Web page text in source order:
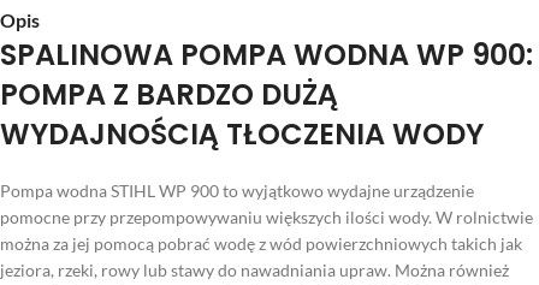
Opis
SPALINOWA POMPA WODNA WP 900:
POMPA Z BARDZO DUŻĄ
WYDAJNOŚCIĄ TŁOCZENIA WODY
Pompa wodna STIHL WP 900 to wyjątkowo wydajne urządzenie
pomocne przy przepompowywaniu większych ilości wody. W rolnictwie
można za jej pomocą pobrać wodę z wód powierzchniowych takich jak
jeziora, rzeki, rowy lub stawy do nawadniania upraw. Można również